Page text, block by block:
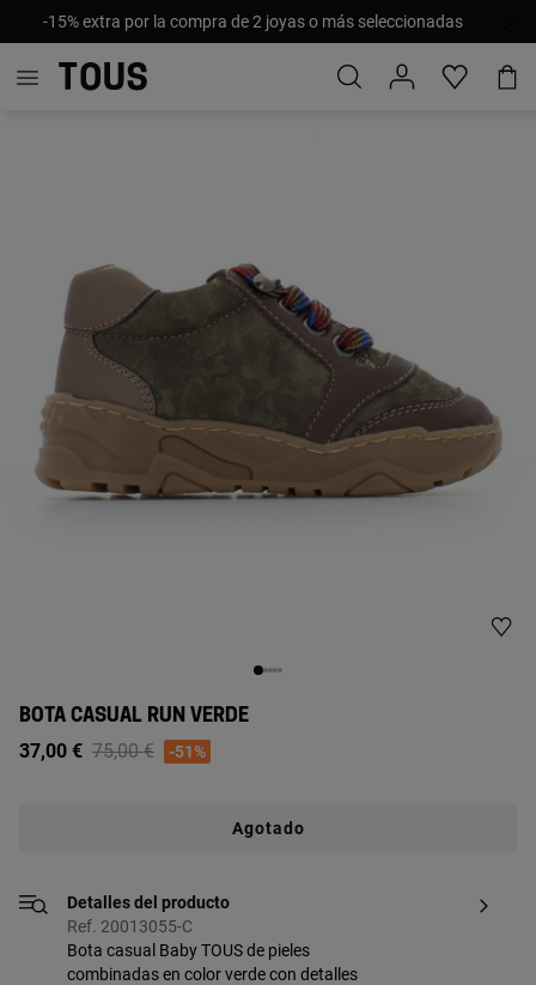
-15% extra por la compra de 2 joyas o más seleccionadas
BOTA CASUAL RUN VERDE
37,00 € Price reduced from
75,00 €to-51%
Agotado
Detalles del producto
Ref. 20013055-C
Bota casual Baby TOUS de pieles
combinadas en color verde con detalles